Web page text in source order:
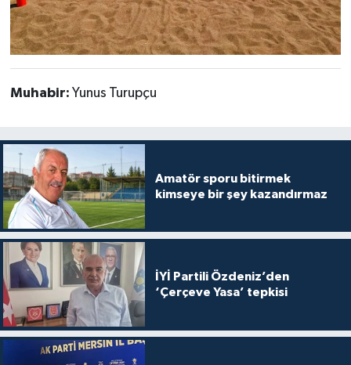
Muhabir: Yunus Turupçu
Amatör sporu bitirmek
kimseye bir şey kazandırmaz
İYİ Partili Özdeniz’den
‘Çerçeve Yasa’ tepkisi